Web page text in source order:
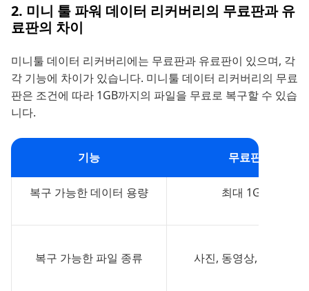
2. 미니 툴 파워 데이터 리커버리의 무료판과 유
료판의 차이
미니툴 데이터 리커버리에는 무료판과 유료판이 있으며, 각
각 기능에 차이가 있습니다. 미니툴 데이터 리커버리의 무료
판은 조건에 따라 1GB까지의 파일을 무료로 복구할 수 있습
니다.
기능 무료판
복구 가능한 데이터 용량 최대 1GB
복구 가능한 파일 종류 사진, 동영상, 문서 등